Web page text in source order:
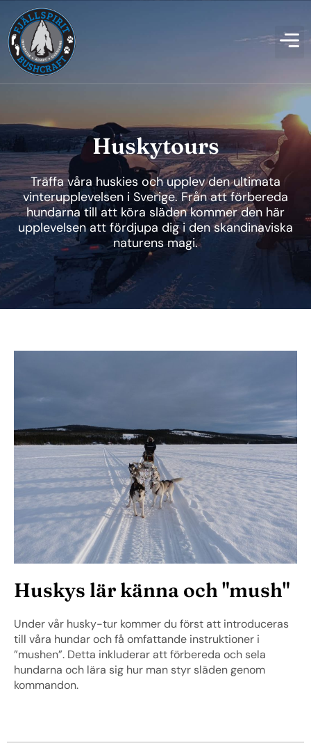
Huskytours
Träffa våra huskies och upplev den ultimata
vinterupplevelsen i Sverige. Från att förbereda
hundarna till att köra släden kommer den här
upplevelsen att fördjupa dig i den skandinaviska
naturens magi.
Huskys lär känna och "mush"
Under vår husky-tur kommer du först att introduceras
till våra hundar och få omfattande instruktioner i
”mushen”. Detta inkluderar att förbereda och sela
hundarna och lära sig hur man styr släden genom
kommandon.